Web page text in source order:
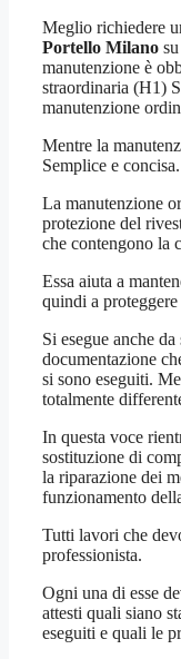
Meglio richiedere
Portello Milano
manutenzione è
straordinaria (H1)
manutenzione
Mentre la
Semplice e concisa.
La manutenzione
protezione del
che contengono la
Essa aiuta a
quindi a
Si esegue anche
documentazione
si sono eseguiti.
totalmente
In questa voce
sostituzione di
la riparazione dei
funzionamento
Tutti lavori che
professionista.
Ogni una di esse
attesti quali siano
eseguiti e quali le